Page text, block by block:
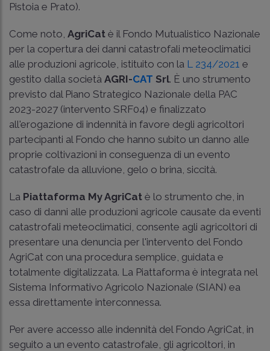
Pistoia e Prato).
Come noto, AgriCat è il Fondo Mutualistico Nazionale
per la copertura dei danni catastrofali meteoclimatici
alle produzioni agricole, istituito con la L 234/2021 e
gestito dalla società AGRI-CAT Srl. È uno strumento
previsto dal Piano Strategico Nazionale della PAC
2023-2027 (intervento SRF04) e finalizzato
all'erogazione di indennità in favore degli agricoltori
partecipanti al Fondo che hanno subito un danno alle
proprie coltivazioni in conseguenza di un evento
catastrofale da alluvione, gelo o brina, siccità.
La Piattaforma My AgriCat è lo strumento che, in
caso di danni alle produzioni agricole causate da eventi
catastrofali meteoclimatici, consente agli agricoltori di
presentare una denuncia per l'intervento del Fondo
AgriCat con una procedura semplice, guidata e
totalmente digitalizzata. La Piattaforma è integrata nel
Sistema Informativo Agricolo Nazionale (SIAN) ea
essa direttamente interconnessa.
Per avere accesso alle indennità del Fondo AgriCat, in
seguito a un evento catastrofale, gli agricoltori, in